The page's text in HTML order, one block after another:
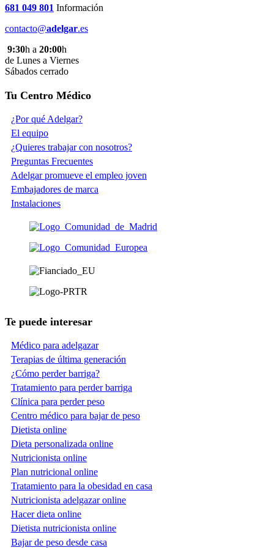
681 049 801 Información
contacto@adelgar.es
9:30h a 20:00h
de Lunes a Viernes
Sábados cerrado
Tu Centro Médico
¿Por qué Adelgar?
El equipo
¿Quieres trabajar con nosotros?
Preguntas Frecuentes
Adelgar promueve el empleo joven
Embajadores de marca
Instalaciones
Te puede interesar
Médico para adelgazar
Terapias de última generación
¿Cómo perder barriga?
Tratamiento para perder barriga
Clínica para perder peso
Centro médico para bajar de peso
Dietista online
Dieta personalizada online
Nutricionista online
Plan nutricional online
Tratamiento para la obesidad en casa
Nutricionista adelgazar online
Hacer dieta online
Dietista nutricionista online
Bajar de peso desde casa